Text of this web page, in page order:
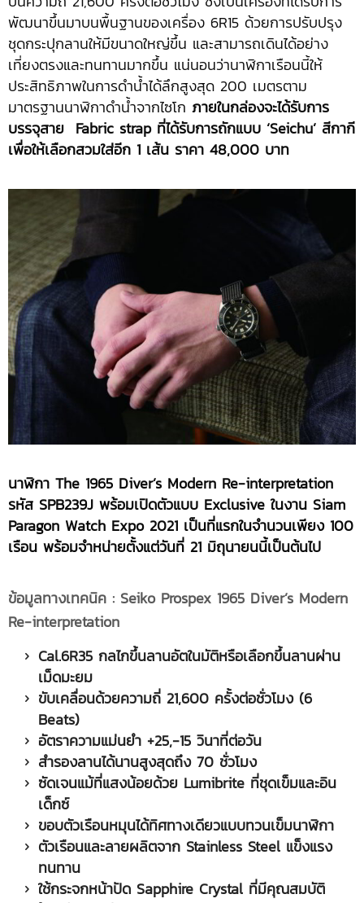
พัฒนาขึ้นมาบนพื้นฐานของเครื่อง 6R15 ด้วยการปรับปรุง
ชุดกระปุกลานให้มีขนาดใหญ่ขึ้น และสามารถเดินได้อย่าง
เที่ยงตรงและทนทานมากขึ้น แน่นอนว่านาฬิกาเรือนนี้ให้
ประสิทธิภาพในการดำน้ำได้ลึกสูงสุด 200 เมตรตาม
มาตรฐานนาฬิกาดำน้ำจากไซโก ภายในกล่องจะได้รับการ
บรรจุสาย Fabric strap ที่ได้รับการถักแบบ ‘Seichu’ สีกากี
เพื่อให้เลือกสวมใส่อีก 1 เส้น ราคา 48,000 บาท
นาฬิกา The 1965 Diver’s Modern Re-interpretation
รหัส SPB239J พร้อมเปิดตัวแบบ Exclusive ในงาน Siam
Paragon Watch Expo 2021 เป็นที่แรกในจำนวนเพียง 100
เรือน พร้อมจำหน่ายตั้งแต่วันที่ 21 มิถุนายนนี้เป็นต้นไป
ข้อมูลทางเทคนิค : Seiko Prospex 1965 Diver’s Modern
Re-interpretation
Cal.6R35 กลไกขึ้นลานอัตในมัติหรือเลือกขึ้นลานผ่าน
เม็ดมะยม
ขับเคลื่อนด้วยความถี่ 21,600 ครั้งต่อชั่วโมง (6
Beats)
อัตราความแม่นยำ +25,-15 วินาที่ต่อวัน
สำรองลานได้นานสูงสุดถึง 70 ชั่วโมง
ซัดเจนแม้ที่แสงน้อยด้วย Lumibrite ที่ชุดเข็มและอิน
เด็กซ์
ขอบตัวเรือนหมุนได้ทิศทางเดียวแบบทวนเข็มนาฬิกา
ตัวเรือนและลายผลิตจาก Stainless Steel แข็งแรง
ทนทาน
ใช้กระจกหน้าปัด Sapphire Crystal ที่มีคุณสมบัติ